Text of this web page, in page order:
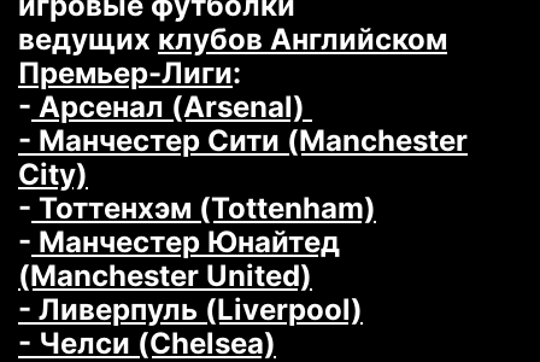
ведущих клубов Английском
Премьер-Лиги:
- Арсенал (Arsenal)
- Манчестер Сити (Manchester
City)
- Тоттенхэм (Tottenham)
- Манчестер Юнайтед
(Manchester United)
- Ливерпуль (Liverpool)
- Челси (Chelsea)